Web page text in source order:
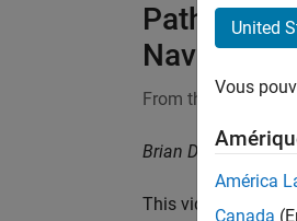
Path
Navigation,
From the series:
Brian Douglas,
This video
United
Vous
América
Canada